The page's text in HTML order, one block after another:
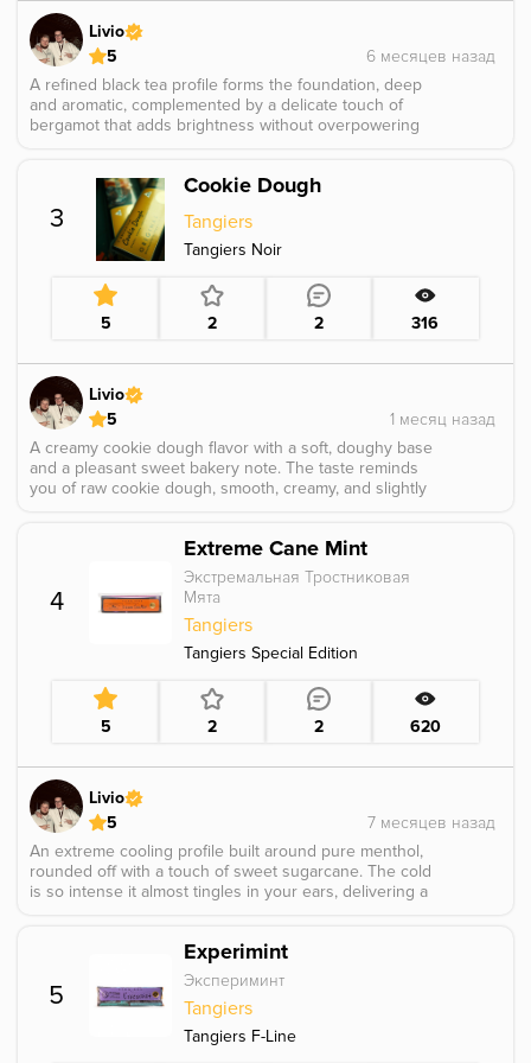
Livio
5
A refined black tea profile forms the foundation, deep
and aromatic, complemented by a delicate touch of
bergamot that adds brightness without overpowering
of citrus appears in the background, lifting the profile
with gentle freshness and creating a smooth, well
balanced, and sophisticated taste.
3
Cookie Dough
Tangiers
Tangiers Noir
5 2 2 316
Livio
5
A creamy cookie dough flavor with a soft, doughy base
and a pleasant sweet bakery note. The taste reminds
you of raw cookie dough, smooth, creamy, and slightly
4
Extreme Cane Mint
Экстремальная Тростниковая
Мята
Tangiers
Tangiers Special Edition
5 2 2 620
Livio
5
An extreme cooling profile built around pure menthol,
rounded off with a touch of sweet sugarcane. The cold
is so intense it almost tingles in your ears, delivering a
for anyone who wants to be completely knocked out
especially handy when your girlfriend is getting on your
nerves and you just need a moment of peace. シ
5
Experimint
Экспериминт
Tangiers
Tangiers F-Line